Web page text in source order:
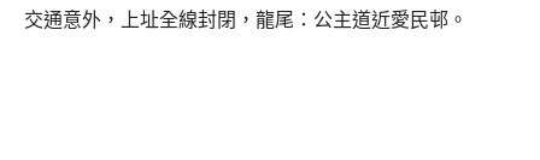
交通意外，上址全線封閉，龍尾：公主道近愛民邨。